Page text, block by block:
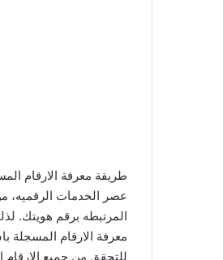
طريقة معرفة الارقام
عصر الخدمات الرقميه،
المرتبطه برقم هويتك.
معرفة الارقام المسجلة